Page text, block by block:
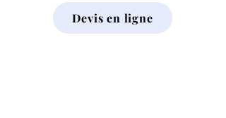
Devis en ligne